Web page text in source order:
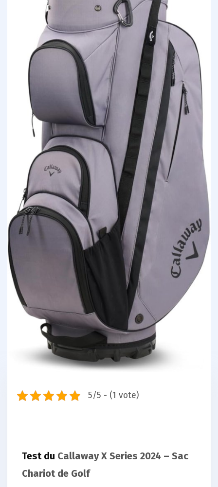
5/5 - (1 vote)
Test du Callaway X Series 2024 – Sac
Chariot de Golf